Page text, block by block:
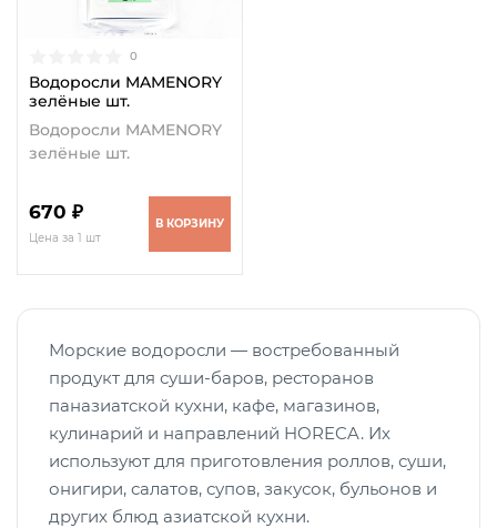
0
Водоросли MAMENORY
зелёные шт.
Водоросли MAMENORY
зелёные шт.
670 ₽
Цена за 1 шт
В КОРЗИНУ
Морские водоросли — востребованный
продукт для суши-баров, ресторанов
паназиатской кухни, кафе, магазинов,
кулинарий и направлений HORECA. Их
используют для приготовления роллов, суши,
онигири, салатов, супов, закусок, бульонов и
других блюд азиатской кухни.